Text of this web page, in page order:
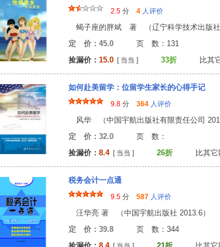
2.5 分 4 人评价
蝎子座的胖斌 著 （辽宁科学技术出版社
定 价：45.0 页 数：
捡漏价： 15.0 [ 当当 ] 33折 比其它
如何赴美留学：位留学生家长的心得手记
9.8 分 364 人评价
风华 （中国宇航出版社有限责任公司
定 价：32.0 页 数
捡漏价： 8.4[ 当当 ] 26折 比其它网
税务会计一点通
9.5 分 587 人评价
汪华亮 著 （中国宇航出版社 2013.6）
定 价：39.8 页 数：